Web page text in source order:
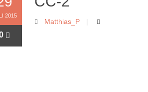
2015
Matthias_P